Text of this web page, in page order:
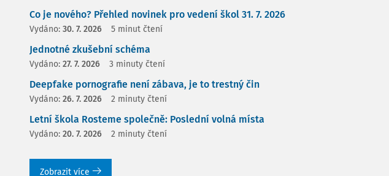
Co je nového? Přehled novinek pro vedení škol 31. 7. 2026
Vydáno: 30. 7. 2026 5 minut čtení
Jednotné zkušební schéma
Vydáno: 27. 7. 2026 3 minuty čtení
Deepfake pornografie není zábava, je to trestný čin
Vydáno: 26. 7. 2026 2 minuty čtení
Letní škola Rosteme společně: Poslední volná místa
Vydáno: 20. 7. 2026 2 minuty čtení
Zobrazit více